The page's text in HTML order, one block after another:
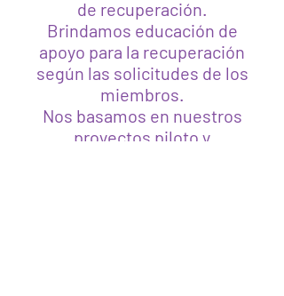
de recuperación.
Brindamos educación de
apoyo para la recuperación
según las solicitudes de los
miembros.
Nos basamos en nuestros
proyectos piloto y